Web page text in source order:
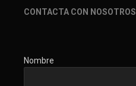
CONTACTA CON NOSOTROS
Nombre